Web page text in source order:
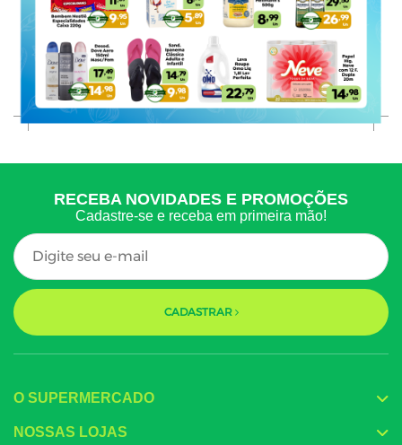
RECEBA NOVIDADES E PROMOÇÕES
Cadastre-se e receba em primeira mão!
CADASTRAR
O SUPERMERCADO
NOSSAS LOJAS